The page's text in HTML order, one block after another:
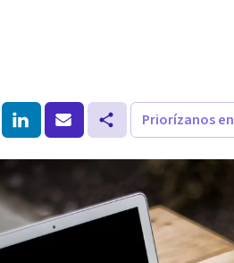
Priorízanos en